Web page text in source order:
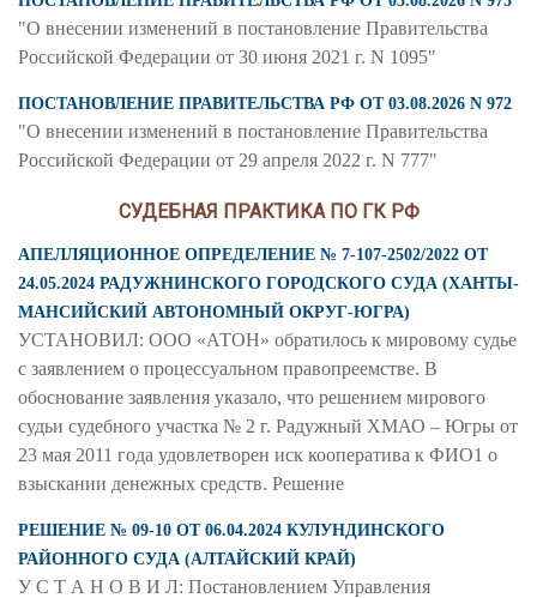
"О внесении изменений в постановление Правительства
Российской Федерации от 30 июня 2021 г. N 1095"
ПОСТАНОВЛЕНИЕ ПРАВИТЕЛЬСТВА РФ ОТ 03.08.2026 N 972
"О внесении изменений в постановление Правительства
Российской Федерации от 29 апреля 2022 г. N 777"
СУДЕБНАЯ ПРАКТИКА ПО ГК РФ
АПЕЛЛЯЦИОННОЕ ОПРЕДЕЛЕНИЕ № 7-107-2502/2022 ОТ
24.05.2024 РАДУЖНИНСКОГО ГОРОДСКОГО СУДА (ХАНТЫ-
МАНСИЙСКИЙ АВТОНОМНЫЙ ОКРУГ-ЮГРА)
УСТАНОВИЛ: ООО «АТОН» обратилось к мировому судье
с заявлением о процессуальном правопреемстве. В
обоснование заявления указало, что решением мирового
судьи судебного участка № 2 г. Радужный ХМАО – Югры от
23 мая 2011 года удовлетворен иск кооператива к ФИО1 о
взыскании денежных средств. Решение
РЕШЕНИЕ № 09-10 ОТ 06.04.2024 КУЛУНДИНСКОГО
РАЙОННОГО СУДА (АЛТАЙСКИЙ КРАЙ)
У С Т А Н О В И Л: Постановлением Управления